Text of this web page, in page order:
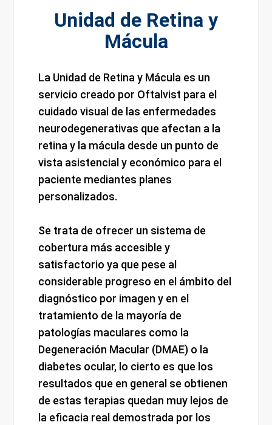
Unidad de Retina y
Mácula
La Unidad de Retina y Mácula es un
servicio creado por Oftalvist para el
cuidado visual de las enfermedades
neurodegenerativas que afectan a la
retina y la mácula desde un punto de
vista asistencial y económico para el
paciente mediantes planes
personalizados.
Se trata de ofrecer un sistema de
cobertura más accesible y
satisfactorio ya que pese al
considerable progreso en el ámbito del
diagnóstico por imagen y en el
tratamiento de la mayoría de
patologías maculares como la
Degeneración Macular (DMAE) o la
diabetes ocular, lo cierto es que los
resultados que en general se obtienen
de estas terapias quedan muy lejos de
la eficacia real demostrada por los